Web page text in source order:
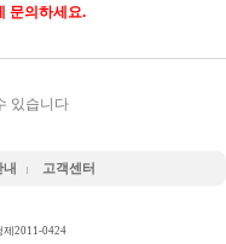
문의하세요.
있습니다
내 고객센터
제2011-0424